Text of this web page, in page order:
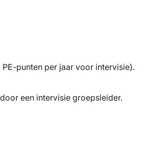
punten per jaar voor intervisie).
een intervisie groepsleider.